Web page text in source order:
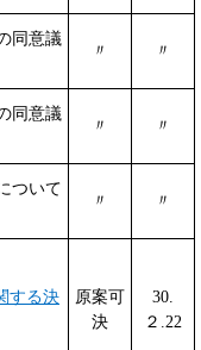
同意議
〃 〃
同意議
〃 〃
ついて
〃 〃
する決
原案可
決
30.
２.22